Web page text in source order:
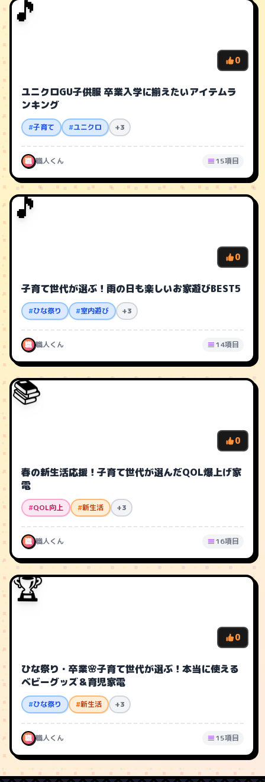
🎵
0
ユニクロGU子供服 卒業入学に揃えたいアイテムラ
ンキング
#子育て #ユニクロ +3
職 職人くん 15項目
🎵
0
子育て世代が選ぶ！雨の日も楽しいお家遊びBEST5
#ひな祭り #室内遊び +3
職 職人くん 14項目
📚
0
春の新生活応援！子育て世代が選んだQOL爆上げ家
電
#QOL向上 #新生活 +3
職 職人くん 16項目
🏆
0
ひな祭り・卒業🌸子育て世代が選ぶ！本当に使える
ベビーグッズ＆育児家電
#ひな祭り #新生活 +3
職 職人くん 15項目